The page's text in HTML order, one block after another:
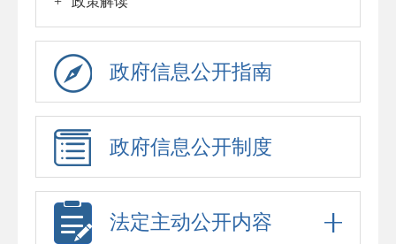
政府信息公开指南
政府信息公开制度
法定主动公开内容